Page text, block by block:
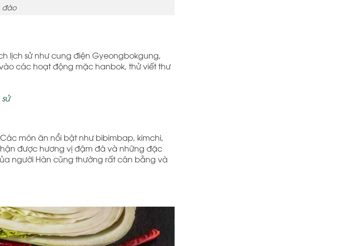
đào
lịch sử như cung điện Gyeongbokgung,
các hoạt động mặc hanbok, thử viết thư
món ăn nổi bật như bibimbap, kimchi,
được hương vị đậm đà và những đặc
người Hàn cũng thường rất cân bằng và